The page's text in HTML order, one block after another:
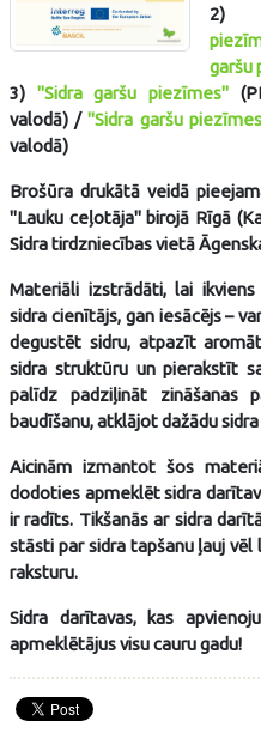
2)
garšu
3) "Sidra garšu piezīmes"
valodā) /"Sidra garšu
valodā)
Brošūra drukātā veidā
"Lauku ceļotāja" birojā Rīgā
Sidra tirdzniecības vietā
Materiāli izstrādāti, lai
sidra cienītājs, gan iesācējs –
degustēt sidru, atpazīt
sidra struktūru un pierakstīt
palīdz padziļināt zināšanas
baudīšanu, atklājot dažādu
Aicinām izmantot šos
dodoties apmeklēt sidra
ir radīts. Tikšanās ar sidra
stāsti par sidra tapšanu ļauj
raksturu.
Sidra darītavas, kas
apmeklētājus visu cauru gadu!